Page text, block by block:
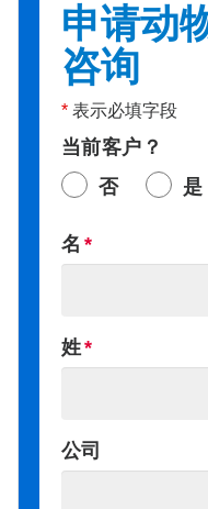
申请动
咨询
* 表示必填字段
当前客户？
否
是
名
姓
公司